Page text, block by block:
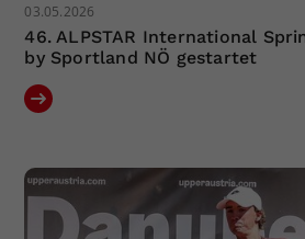
03.05.2026
46. ALPSTAR International
by Sportland NÖ gestartet